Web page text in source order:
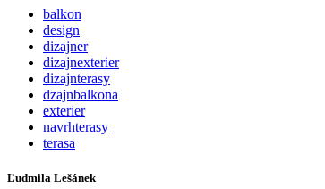
balkon
design
dizajner
dizajnexterier
dizajnterasy
dzajnbalkona
exterier
navrhterasy
terasa
Ľudmila Lešánek